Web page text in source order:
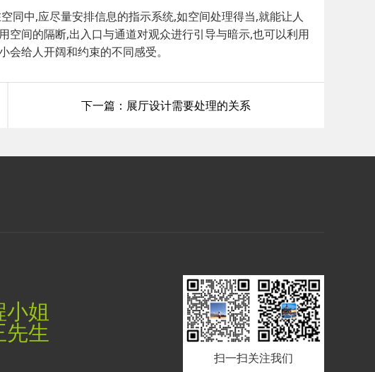
同中,应尽量安排信息的指示系统,如空间处理得当,就能让人
间的隔断,出入口与通道对观众进行引导与暗示,也可以利用
给人开阔和约束的不同感受。
下一篇：展厅设计需要处理的关系
姐
生
扫一扫关注我们